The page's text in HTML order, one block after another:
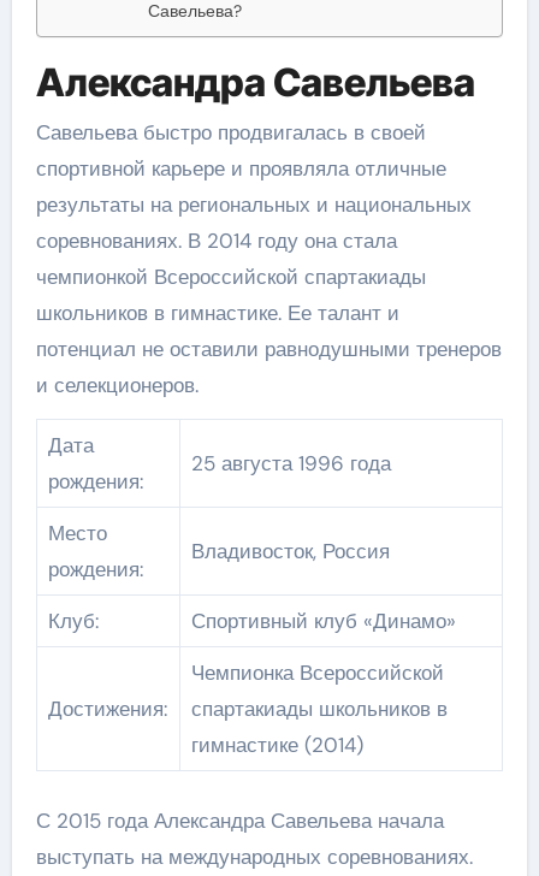
Савельева?
Александра Савельева
Савельева быстро продвигалась в своей
спортивной карьере и проявляла отличные
результаты на региональных и национальных
соревнованиях. В 2014 году она стала
чемпионкой Всероссийской спартакиады
школьников в гимнастике. Ее талант и
потенциал не оставили равнодушными тренеров
и селекционеров.
Дата
рождения:
25 августа 1996 года
Место
рождения:
Владивосток, Россия
Клуб: Спортивный клуб «Динамо»
Достижения:
Чемпионка Всероссийской
спартакиады школьников в
гимнастике (2014)
С 2015 года Александра Савельева начала
выступать на международных соревнованиях.